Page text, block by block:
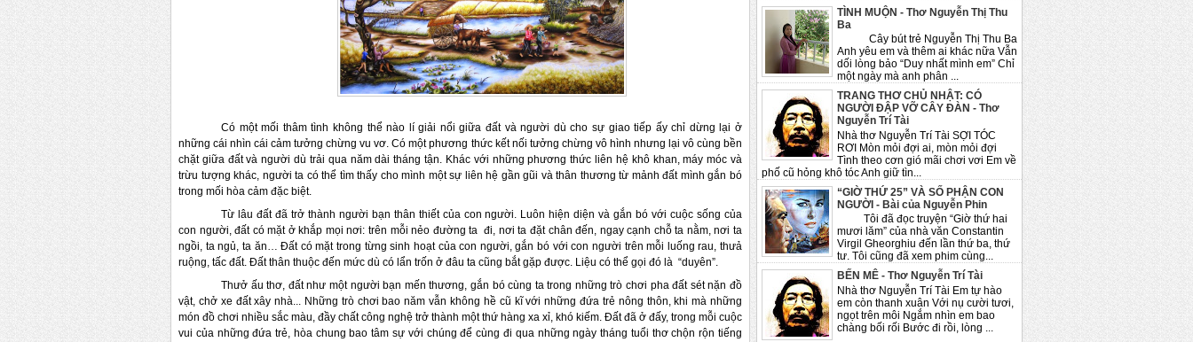
TÌNH MUỘN - Thơ Nguyễn Thị Thu
Ba
Cây bút trẻ Nguyễn Thị Thu Ba
Anh yêu em và thêm ai khác nữa Vẫn
dối lòng bảo “Duy nhất mình em” Chỉ
một ngày mà anh phân ...
TRANG THƠ CHỦ NHẬT: CÓ
NGƯỜI ĐẬP VỠ CÂY ĐÀN - Thơ
Nguyễn Trí Tài
Nhà thơ Nguyễn Trí Tài SỢI TÓC
RƠI Mòn mỏi đợi ai, mòn mỏi đợi
Tình theo cơn gió mãi chơi vơi Em về
phố cũ hỏng khô tóc Anh giữ tìn...
“GIỜ THỨ 25” VÀ SỐ PHẬN CON
NGƯỜI - Bài của Nguyễn Phin
Tôi đã đọc truyện “Giờ thứ hai
mươi lăm” của nhà văn Constantin
Virgil Gheorghiu đến lần thứ ba, thứ
tư. Tôi cũng đã xem phim cùng...
BẾN MÊ - Thơ Nguyễn Trí Tài
Nhà thơ Nguyễn Trí Tài Em tự hào
em còn thanh xuân Với nụ cười tươi,
ngọt trên môi Ngắm nhìn em bao
chàng bối rối Bước đi rồi, lòng ...
Có một mối thâm tình không thể nào lí giải nổi giữa đất và người dù cho sự giao tiếp ấy chỉ dừng lại ở
những cái nhìn cái cảm tưởng chừng vu vơ. Có một phương thức kết nối tưởng chừng vô hình nhưng lại vô cùng bền
chặt giữa đất và người dù trải qua năm dài tháng tận. Khác với những phương thức liên hệ khô khan, máy móc và
trừu tượng khác, người ta có thể tìm thấy cho mình một sự liên hệ gần gũi và thân thương từ mảnh đất mình gắn bó
trong mối hòa cảm đặc biệt.
Từ lâu đất đã trở thành người bạn thân thiết của con người. Luôn hiện diện và gắn bó với cuộc sống của
con người, đất có mặt ở khắp mọi nơi: trên mỗi nẻo đường ta đi, nơi ta đặt chân đến, ngay cạnh chỗ ta nằm, nơi ta
ngồi, ta ngủ, ta ăn… Đất có mặt trong từng sinh hoạt của con người, gắn bó với con người trên mỗi luống rau, thưả
ruộng, tấc đất. Đất thân thuộc đến mức dù có lẩn trốn ở đâu ta cũng bắt gặp được. Liệu có thể gọi đó là “duyên”.
Thưở ấu thơ, đất như một người bạn mến thương, gắn bó cùng ta trong những trò chơi pha đất sét nặn đồ
vật, chở xe đất xây nhà... Những trò chơi bao năm vẫn không hề cũ kĩ với những đứa trẻ nông thôn, khi mà những
món đồ chơi nhiều sắc màu, đầy chất công nghệ trở thành một thứ hàng xa xỉ, khó kiếm. Đất đã ở đấy, trong mỗi cuộc
vui của những đứa trẻ, hòa chung bao tâm sự với chúng để cùng đi qua những ngày tháng tuổi thơ chộn rộn tiếng